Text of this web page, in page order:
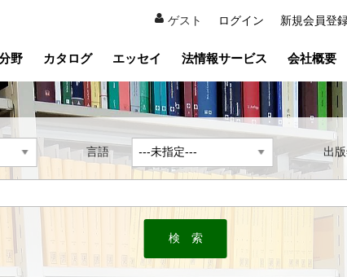
ゲスト ログイン 新規会員登
野 カタログ エッセイ 法情報サービス 会社概要
言語 出